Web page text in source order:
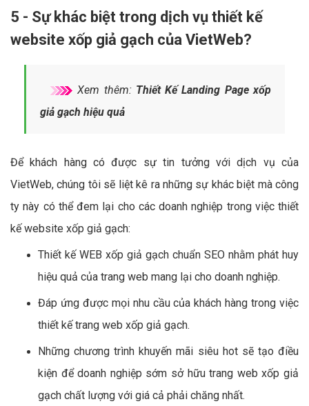
5 - Sự khác biệt trong dịch vụ thiết kế
website xốp giả gạch của VietWeb?
Xem thêm: Thiết Kế Landing Page xốp
giả gạch hiệu quả
Để khách hàng có được sự tin tưởng với dịch vụ của
VietWeb, chúng tôi sẽ liệt kê ra những sự khác biệt mà công
ty này có thể đem lại cho các doanh nghiệp trong việc thiết
kế website xốp giả gạch:
Thiết kế WEB xốp giả gạch chuẩn SEO nhằm phát huy
hiệu quả của trang web mang lại cho doanh nghiệp.
Đáp ứng được mọi nhu cầu của khách hàng trong việc
thiết kế trang web xốp giả gạch.
Những chương trình khuyến mãi siêu hot sẽ tạo điều
kiện để doanh nghiệp sớm sở hữu trang web xốp giả
gạch chất lượng với giá cả phải chăng nhất.